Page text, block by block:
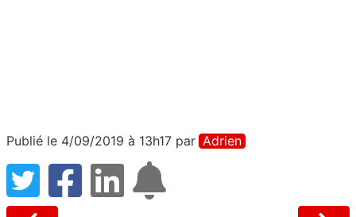
Publié le 4/09/2019 à 13h17 par Adrien